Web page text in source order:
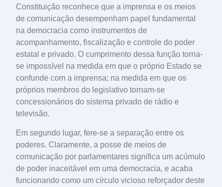
Constituição reconhece que a imprensa e os meios
de comunicação desempenham papel fundamental
na democracia como instrumentos de
acompanhamento, fiscalização e controle do poder
estatal e privado. O cumprimento dessa função torna-
se impossível na medida em que o próprio Estado se
confunde com a imprensa; na medida em que os
próprios membros do legislativo tornam-se
concessionários do sistema privado de rádio e
televisão.
Em segundo lugar, fere-se a separação entre os
poderes. Claramente, a posse de meios de
comunicação por parlamentares significa um acúmulo
de poder inaceitável em uma democracia, e acaba
funcionando como um círculo vicioso reforçador deste